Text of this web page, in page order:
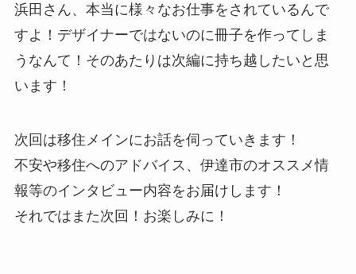
浜田さん、本当に様々なお仕事をされているんで
すよ！デザイナーではないのに冊子を作ってしま
うなんて！そのあたりは次編に持ち越したいと思
います！
次回は移住メインにお話を伺っていきます！
不安や移住へのアドバイス、伊達市のオススメ情
報等のインタビュー内容をお届けします！
それではまた次回！お楽しみに！